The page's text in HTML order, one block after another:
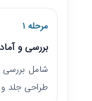
مرحله ۱
بررسی و
شامل بررسی
طراحی جلد